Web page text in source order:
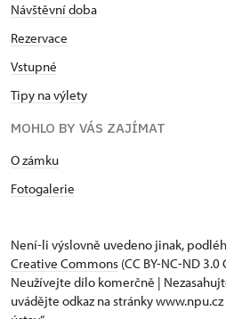
Návštěvní doba
Rezervace
Vstupné
Tipy na výlety
MOHLO BY VÁS ZAJÍMAT
O zámku
Fotogalerie
Není-li výslovně uvedeno jinak,
Creative Commons (CC BY-NC-ND
Neužívejte dílo komerčně |
uvádějte odkaz na stránky